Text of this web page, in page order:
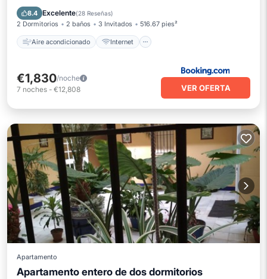
8.4 Excelente(28 Reseñas)
2 Dormitorios 2 baños 3 Invitados 516.67 pies²
Aire acondicionado Internet
Apto para niños
€1,830/noche
7 noches - €12,808 VER OFERTA
Apartamento
Apartamento entero de dos dormitorios
Cocina Aire acondicionado
Internet